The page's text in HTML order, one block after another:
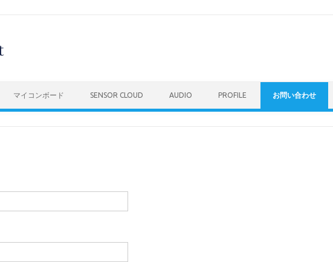
マイコンボード SENSOR CLOUD AUDIO PROFILE お問い合わせ